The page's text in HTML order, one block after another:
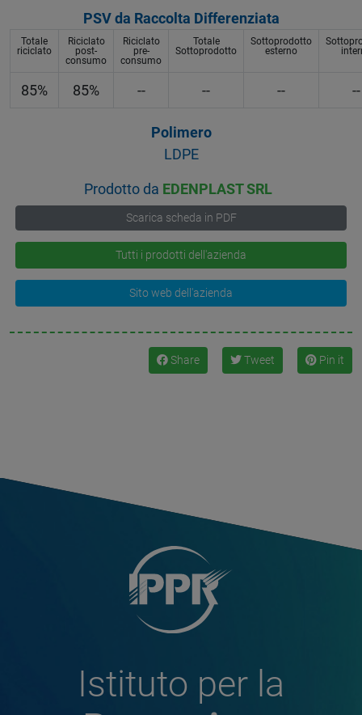
PSV da Raccolta Differenziata
Totale
riciclato
Riciclato
post-
consumo
Riciclato
pre-
consumo
Totale
Sottoprodotto
Sottoprodotto
esterno
85% 85% -- -- -- --
Polimero
LDPE
Prodotto da EDENPLAST SRL
Scarica scheda in PDF
Tutti i prodotti dell'azienda
Sito web dell'azienda
Share Tweet Pin it
Istituto per la